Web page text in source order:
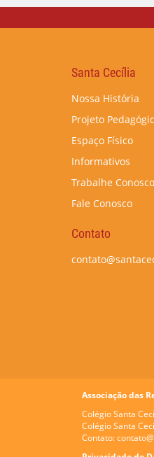
Santa Cecília
Nossa História
Projeto
Espaço Físico
Informativos
Trabalhe Conosco
Fale Conosco
Contato
Associação das
Colégio Santa
Colégio Santa
Contato: